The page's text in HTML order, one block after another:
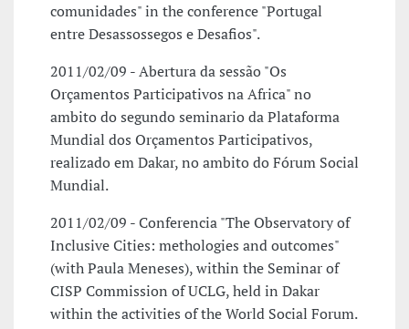
comunidades" in the conference "Portugal
entre Desassossegos e Desafios".
2011/02/09 - Abertura da sessão "Os
Orçamentos Participativos na Africa" no
ambito do segundo seminario da Plataforma
Mundial dos Orçamentos Participativos,
realizado em Dakar, no ambito do Fórum Social
Mundial.
2011/02/09 - Conferencia "The Observatory of
Inclusive Cities: methologies and outcomes"
(with Paula Meneses), within the Seminar of
CISP Commission of UCLG, held in Dakar
within the activities of the World Social Forum.